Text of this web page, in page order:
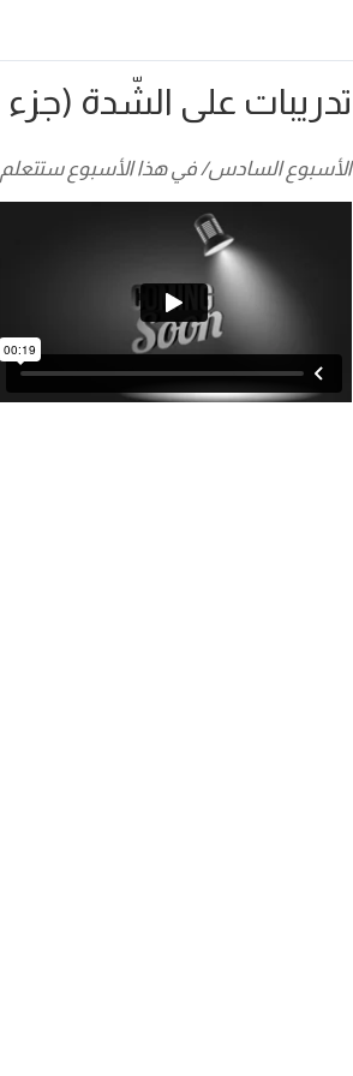
تدريبات على الشّدة (جزء 1)
الأسبوع السادس/ في هذا الأسبوع ستتعلم